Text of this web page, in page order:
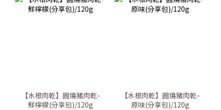
【水根肉乾】圓燒豬肉乾-
鮮檸檬(分享包)/120g
【水根肉乾】圓燒豬肉乾-
原味(分享包)/120g